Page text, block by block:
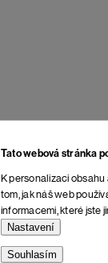
Tato webová stránka
K personalizaci obsahu
tom, jak náš web
informacemi, které jste
Nastavení
Souhlasím